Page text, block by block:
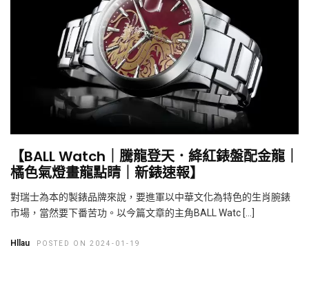
【BALL Watch｜騰龍登天．絳紅錶盤配金龍｜
橘色氣燈畫龍點睛｜新錶速報】
對瑞士為本的製錶品牌來說，要進軍以中華文化為特色的生肖腕錶
市場，當然要下番苦功。以今篇文章的主角BALL Watc […]
Hllau POSTED ON 2024-01-19